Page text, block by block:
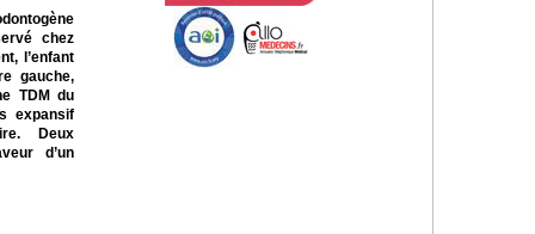
chez
l’enfant
gauche,
TDM du
expansif
Deux
d’un